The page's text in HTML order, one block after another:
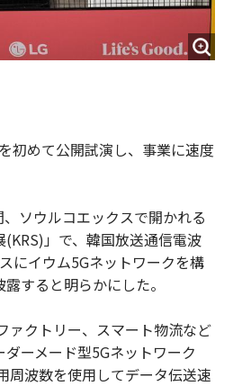
初めて公開試演し、事業に速度
ソウルコエックスで開かれる
(KRS)」で、韓国放送通信電波
にイウム5Gネットワークを構
すると明らかにした。
ァクトリー、スマート物流など
ーメード型5Gネットワーク
周波数を使用してデータ伝送速